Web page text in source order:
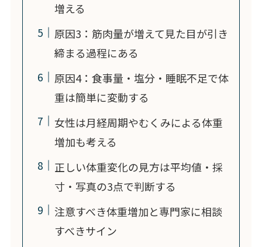
増える
原因3：筋肉量が増えて見た目が引き
締まる過程にある
原因4：食事量・塩分・睡眠不足で体
重は簡単に変動する
女性は月経周期やむくみによる体重
増加も考える
正しい体重変化の見方は平均値・採
寸・写真の3点で判断する
注意すべき体重増加と専門家に相談
すべきサイン